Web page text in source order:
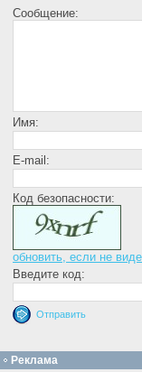
Сообщение:
Имя:
E-mail:
Код безопасности:
обновить, если не
Введите код:
Реклама